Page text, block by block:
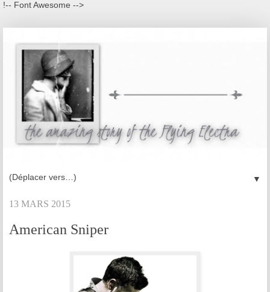
!-- Font Awesome -->
▼
13 MARS 2015
American Sniper